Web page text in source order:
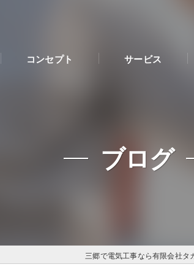
コンセプト サービス
ブログ
三郷で電気工事なら有限会社タ